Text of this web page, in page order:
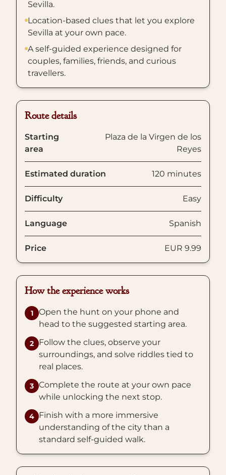
Sevilla.
Location-based clues that let you explore
Sevilla at your own pace.
A self-guided experience designed for
couples, families, friends, and curious
travellers.
Route details
Starting
area
Plaza de la Virgen de los
Reyes
Estimated duration 120 minutes
Difficulty Easy
Language Spanish
Price EUR 9.99
How the experience works
1
Open the hunt on your phone and
head to the suggested starting area.
2
Follow the clues, observe your
surroundings, and solve riddles tied to
real places.
3 Complete the route at your own pace
while unlocking the next stop.
4 Finish with a more immersive
understanding of the city than a
standard self-guided walk.